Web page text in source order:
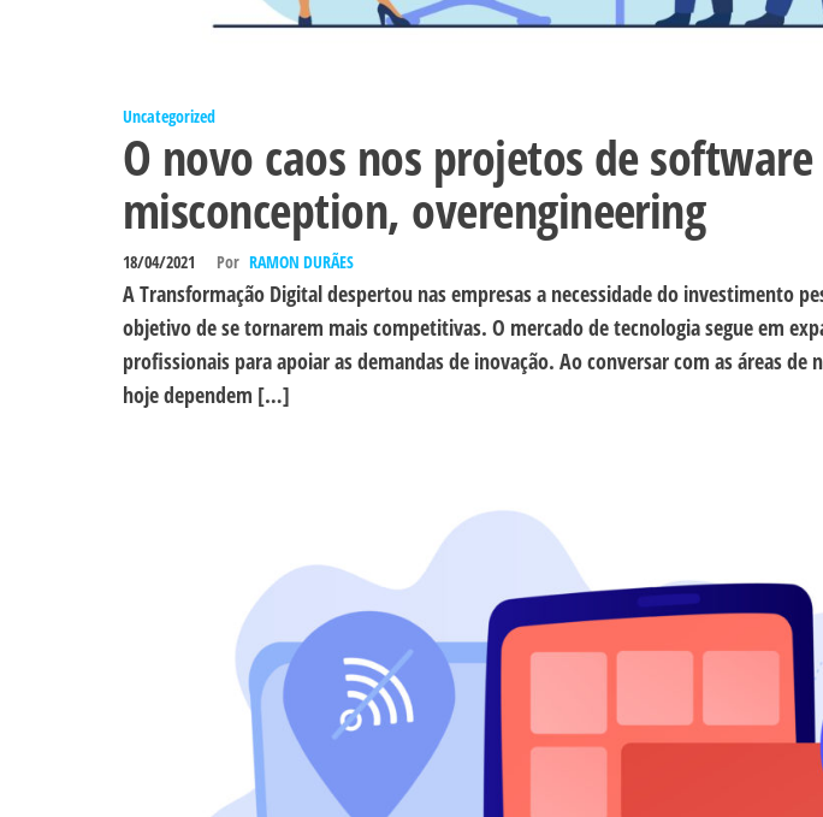
Uncategorized
O novo caos nos projetos de
misconception, overengineering
18/04/2021 Por RAMON DURÃES
A Transformação Digital despertou nas empresas a necessidade do investimento
objetivo de se tornarem mais competitivas. O mercado de tecnologia segue em
profissionais para apoiar as demandas de inovação. Ao conversar com as áreas de
hoje dependem […]